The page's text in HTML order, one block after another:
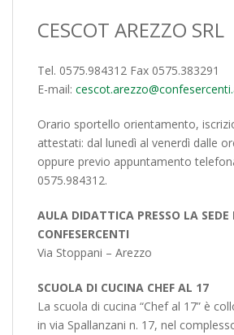
CESCOT AREZZO SRL
Tel. 0575.984312 Fax 0575.383291
E-mail:
Orario sportello orientamento,
attestati: dal lunedì al venerdì dalle
oppure previo appuntamento
0575.984312.
AULA DIDATTICA PRESSO LA SEDE
CONFESERCENTI
Via Stoppani – Arezzo
SCUOLA DI CUCINA CHEF AL 17
La scuola di cucina “Chef al 17” è
in via Spallanzani n. 17, nel